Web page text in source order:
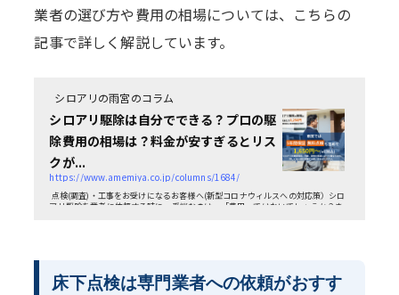
業者の選び方や費用の相場については、こちらの
記事で詳しく解説しています。
シロアリの雨宮のコラム
シロアリ駆除は自分でできる？プロの駆
除費用の相場は？料金が安すぎるとリス
クが...
https://www.amemiya.co.jp/columns/1684/
点検(調査)・工事をお受けになるお客様へ(新型コロナウィルスへの対応策）シロ
アリ駆除を業者に依頼する時に一番悩むのは、「費用」ではないでしょうか？ま
床下点検は専門業者への依頼がおすす